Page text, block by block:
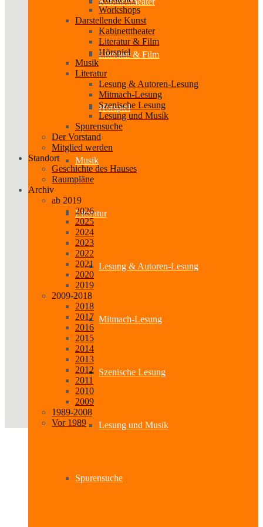
Literatur & Film
Hörspiel
Musik
Literatur
Lesung & Autoren-Lesung
Mitmach-Lesung
Szenische Lesung
Lesung und Musik
Spurensuche
Workshops
Darstellende Kunst
Kabinetttheater
Literatur & Film
Hörspiel
Musik
Literatur
Lesung & Autoren-Lesung
Mitmach-Lesung
Szenische Lesung
Lesung und Musik
Spurensuche
Der Vorstand
Mitglied werden
Standort
Geschichte des Hauses
Raumpläne
Archiv
ab 2019
2026
2025
2024
2023
2022
2021
2020
2019
2009-2018
2018
2017
2016
2015
2014
2013
2012
2011
2010
2009
1989-2008
Vor 1989